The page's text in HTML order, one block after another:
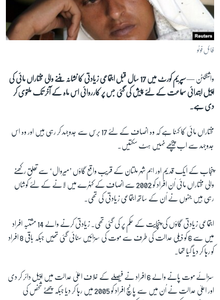
آرٹ
آزادیٔ صحافت
سائنس و ٹیکنالوجی
دلچسپ و عجیب
ویڈیوز
اسپیشل کوریج
اداریہ
Learning English
FOLLOW US
زبان
فائل فوٹو
واشنگٹن —
سپریم کورٹ میں 17 سال قبل اجتماعی زیادتی کا نشانہ بننے والی مختاراں مائی کی
اپیل ابتدائی سماعت کے لئے پیش کی گئی جس پر کارروائی اس ماہ کے آخر تک ملتوی کر
دی ہے۔
مختاراں مائی کا کہنا ہے کہ وہ انصاف کے لئے 17 برس سے جدوجہد کر رہی ہیں اور وہ اس
جدوجہد سے اب پیچھے نہیں ہٹ سکتیں۔
پنجاب کے ایک قدیم اور اہم شہر ملتان کے قریب واقع گاؤں ’میروال‘ سے تعلق رکھنے
والی مختاراں مائی اُن افراد کو2002 سے انصاف کے کٹہرے میں لانے کے لئے کوشاں
رہی ہیں جنہوں نے اُن کے ساتھ اجتماعی زیادتی کی تھی۔
اجتماعی زیادتی گاؤں کی پنچایت کے حکم پر کی گئی تھی۔ زیادتی کرنے والے 14 مشتبہ افراد
میں سے 6 کو ذیلی عدالت کی طرف سے موت کی سزائیں سنائی گئی تھیں جبکہ باقی 8 افراد
کو رہا کر دیا گیا تھا۔
سزائے موت پانے والے 6 افراد نے فیصلے کے خلاف اعلیٰ عدالت میں اپیل دائر کر دی
اور اعلیٰ عدالت نے اُن میں سے پانچ افراد کو 2005 میں رہا کر دیا جبکہ چھٹے شخص کی